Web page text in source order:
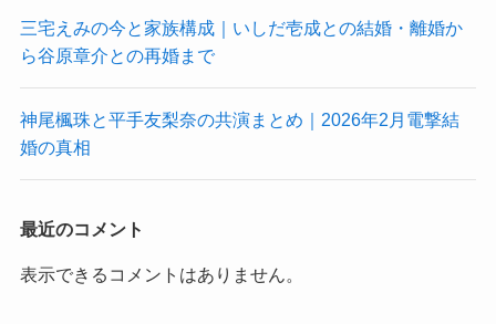
三宅えみの今と家族構成｜いしだ壱成との結婚・離婚か
ら谷原章介との再婚まで
神尾楓珠と平手友梨奈の共演まとめ｜2026年2月電撃結
婚の真相
最近のコメント
表示できるコメントはありません。